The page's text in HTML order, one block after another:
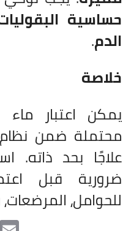
حساسية
الدم.
خلاصة
يمكن اعتبار ماء
محتملة ضمن
علاجًا بحد ذاته.
ضرورية قبل
للحوامل،
WhatsApp